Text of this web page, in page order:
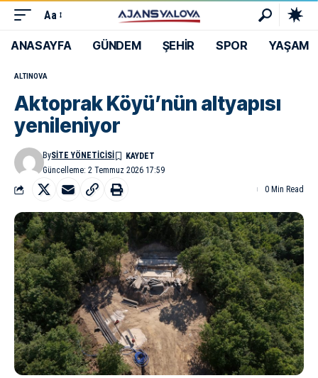
Aa
ANASAYFA GÜNDEM ŞEHİR SPOR YAŞAM
ALTINOVA
Aktoprak Köyü’nün altyapısı
yenileniyor
Güncelleme: 2 Temmuz 2026 17:59
BySITE YÖNETICISI
0 Min Read